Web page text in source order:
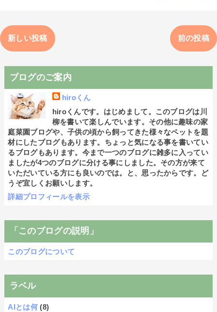
新しい投稿 前の投稿
ブログのご案内
hiroくん
hiroくんです。はじめまして。このブログは川
柳を書いて楽しんでいます。その他に趣味の家
庭菜園ブログや、子供の頃から飼ってきた様々なペットを題
材にしたブログもあります。ちょっと気になる事を書いてい
るブログもあります。今まで一つのブログに雑多に入ってい
ましたが4つのブログに分ける事にしました。その方が来て
いただいている方にも良いのでは。と、思ったからです。ど
うぞ宜しくお願いします。
詳細プロフィールを表示
「このブログの説明」
このブログについて
ラベル
AIとは何 (8)